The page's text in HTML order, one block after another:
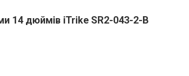
14 дюймів iTrike SR2-043-2-B